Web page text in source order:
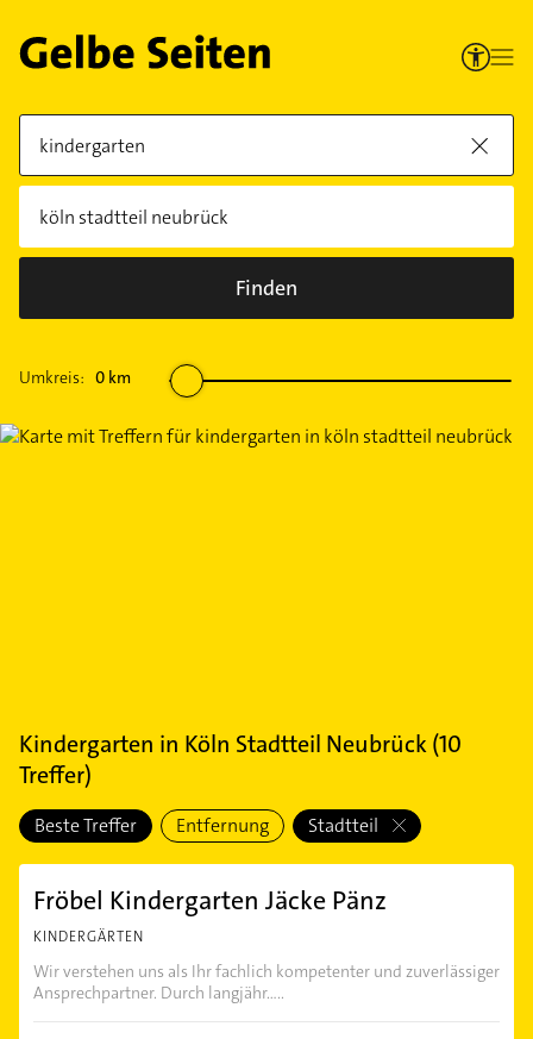
Finden
Umkreis: 0 km
Kindergarten in Köln Stadtteil Neubrück(10
Treffer)
Beste Treffer Entfernung Stadtteil
Fröbel Kindergarten Jäcke Pänz
KINDERGÄRTEN
Wir verstehen uns als Ihr fachlich kompetenter und zuverlässiger
Ansprechpartner. Durch langjähr.....